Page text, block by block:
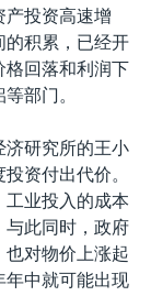
产投资高速增
的积累，已经开
格回落和利润下
部门。
济研究所的王小
资付出代价。
工业投入的成本
与此同时，政府
也对物价上涨起
年中就可能出现